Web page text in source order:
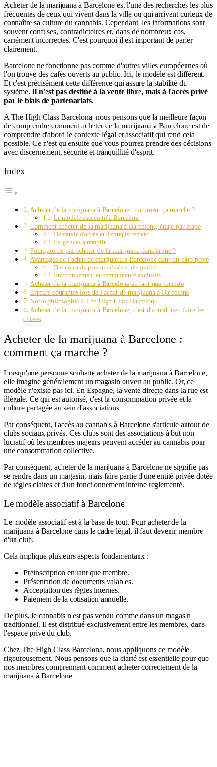
Acheter de la marijuana à Barcelone est l'une des recherches les plus
fréquentes de ceux qui vivent dans la ville ou qui arrivent curieux de
connaître sa culture du cannabis. Cependant, les informations sont
souvent confuses, contradictoires et, dans de nombreux cas,
carrément incorrectes. C'est pourquoi il est important de parler
clairement.
Barcelone ne fonctionne pas comme d'autres villes européennes où
l'on trouve des cafés ouverts au public. Ici, le modèle est différent.
Et c'est précisément cette différence qui assure la stabilité du
système. Il n'est pas destiné à la vente libre, mais à l'accès privé
par le biais de partenariats.
A The High Class Barcelona, nous pensons que la meilleure façon
de comprendre comment acheter de la marijuana à Barcelone est de
comprendre d'abord le contexte légal et associatif qui rend cela
possible. Ce n'est qu'ensuite que vous pourrez prendre des décisions
avec discernement, sécurité et tranquillité d'esprit.
Index
Acheter de la marijuana à Barcelone : comment ça marche ?
Le modèle associatif à Barcelone
Comment acheter de la marijuana à Barcelone, étape par étape
Demande d'accès et d'enregistrement
Exigences à remplir
Pourquoi ne pas acheter de la marijuana dans la rue ?
Avantages de l'achat de marijuana à Barcelone dans un club privé
Des conseils personnalisés et de qualité
Environnement et communauté exclusifs
Acheter de la marijuana à Barcelone en tant que touriste
Erreurs courantes lors de l'achat de marijuana à Barcelone
Notre philosophie à The High Class Barcelona
Acheter de la marijuana à Barcelone, c'est d'abord bien faire les
choses
Acheter de la marijuana à Barcelone :
comment ça marche ?
Lorsqu'une personne souhaite acheter de la marijuana à Barcelone,
elle imagine généralement un magasin ouvert au public. Or, ce
modèle n'existe pas ici. En Espagne, la vente directe dans la rue est
illégale. Ce qui est autorisé, c'est la consommation privée et la
culture partagée au sein d'associations.
Par conséquent, l'accès au cannabis à Barcelone s'articule autour de
clubs sociaux privés. Ces clubs sont des associations à but non
lucratif où les membres majeurs peuvent accéder au cannabis pour
une consommation collective.
Par conséquent, acheter de la marijuana à Barcelone ne signifie pas
se rendre dans un magasin, mais faire partie d'une entité privée dotée
de règles claires et d'un fonctionnement interne réglementé.
Le modèle associatif à Barcelone
Le modèle associatif est à la base de tout. Pour acheter de la
marijuana à Barcelone dans le cadre légal, il faut devenir membre
d'un club.
Cela implique plusieurs aspects fondamentaux :
Préinscription en tant que membre.
Présentation de documents valables.
Acceptation des règles internes.
Paiement de la cotisation annuelle.
De plus, le cannabis n'est pas vendu comme dans un magasin
traditionnel. Il est distribué exclusivement entre les membres, dans
l'espace privé du club.
Chez The High Class Barcelona, nous appliquons ce modèle
rigoureusement. Nous pensons que la clarté est essentielle pour que
nos membres comprennent comment acheter correctement de la
marijuana à Barcelone.